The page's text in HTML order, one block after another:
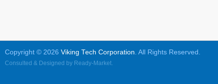
Copyright © 2026 Viking Tech Corporation. All Rights Reserved.
Consulted & Designed by Ready-Market.